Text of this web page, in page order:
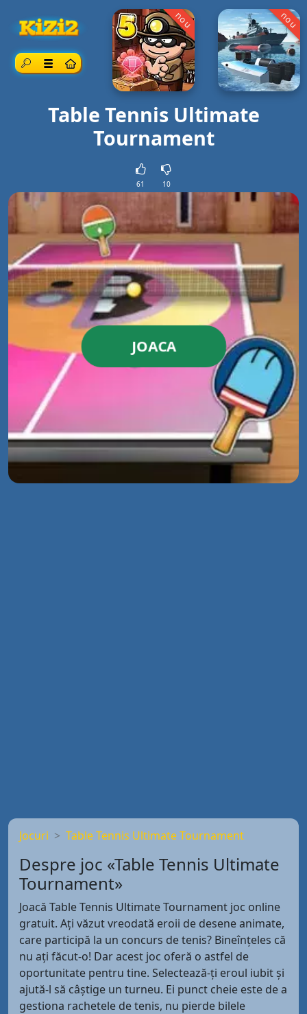
CăutareMeniul
nou nou
Table Tennis Ultimate
Tournament
61 10
JOACA
Jocuri Table Tennis Ultimate Tournament
Despre joc «Table Tennis Ultimate
Tournament»
Joacă Table Tennis Ultimate Tournament joc online
gratuit. Ați văzut vreodată eroii de desene animate,
care participă la un concurs de tenis? Bineînțeles că
nu ați făcut-o! Dar acest joc oferă o astfel de
oportunitate pentru tine. Selectează-ți eroul iubit și
ajută-l să câștige un turneu. Ei punct cheie este de a
gestiona rachetele de tenis, nu pierde bilele